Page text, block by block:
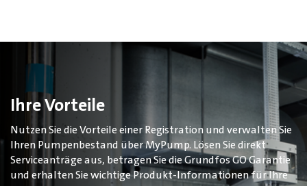
Ihre Vorteile
Nutzen Sie die Vorteile einer Registration und verwalten Sie
Ihren Pumpenbestand über MyPump. Lösen Sie direkt
Serviceanträge aus, betragen Sie die Grundfos GO Garantie
und erhalten Sie wichtige Produkt-Informationen für Ihre